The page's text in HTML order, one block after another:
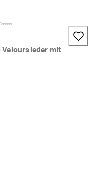
Veloursleder mit